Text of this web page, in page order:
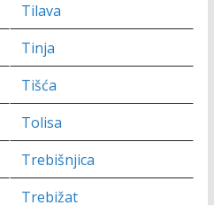
Tilava
Tinja
Tišća
Tolisa
Trebišnjica
Trebižat